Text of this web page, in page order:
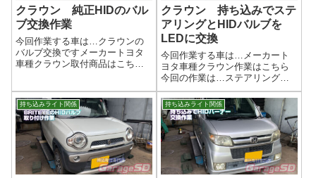
クラウン 純正HIDのバル
ブ交換作業
今回作業する車は…クラウンの
バルブ交換ですメーカートヨタ
車種クラウン取付商品はこちら
ルブも社外品でしたが、バルブ
内が白く曇ってますね…この曇
りの分が少し暗くなってるかも
しれ...
クラウン 持ち込みでステ
アリングとHIDバルブを
LEDに交換
今回作業する車は…メーカート
ヨタ車種クラウン作業はこちら
今回の作業は…ステアリングは
不明 SUPAREE LEDヘッドラ
イトバルブ HID交換タイプステ
アリングは粗悪品も売ってます
ので、ちゃんとレビューを見て
買いましょう～ヘッドライトバ
ルブ...
持ち込みライト関係 持ち込みライト関係